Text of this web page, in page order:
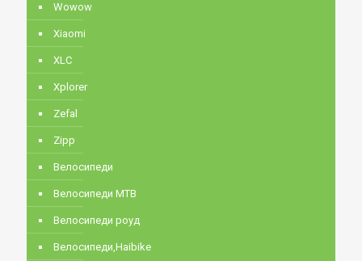
Wowow
Xiaomi
XLC
Xplorer
Zefal
Zipp
Велосипеди
Велосипеди MTB
Велосипеди роуд
Велосипеди,Haibike